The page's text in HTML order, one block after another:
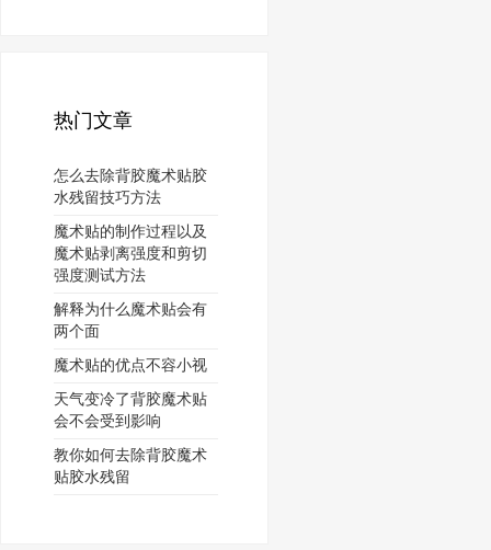
热门文章
怎么去除背胶魔术贴胶
水残留技巧方法
魔术贴的制作过程以及
魔术贴剥离强度和剪切
强度测试方法
解释为什么魔术贴会有
两个面
魔术贴的优点不容小视
天气变冷了背胶魔术贴
会不会受到影响
教你如何去除背胶魔术
贴胶水残留